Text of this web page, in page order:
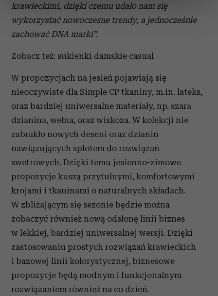
sekcji szczegółów. W Deklaracji plików cookie możesz
zmienić lub wycofać swoją zgodę w dowolnej chwili.
i reklam, aby oferować funkcje społecznościowe i
korzystasz z naszej witryny, udostępniamy partnerom
społecznościowym, reklamowym i analitycznym.
Partnerzy mogą połączyć te informacje z innymi danymi
korzystania z ich usług.
krawieckimi, dzięki czemu udało nam się
wykorzystać nowoczesne trendy, a jednocześnie
zachować DNA marki”.
Zobacz też: sukienki damskie casual
W propozycjach na jesień pojawiają się
nieoczywiste dla Simple CP tkaniny, m.in. lateks,
oraz bardziej uniwersalne materiały, np. szara
dzianina, wełna, oraz wiskoza. W kolekcji nie
zabrakło nowych deseni oraz dzianin
nawiązujących splotem do rozwiązań
swetrowych. Dzięki temu jesienno-zimowe
propozycje kuszą przytulnymi, komfortowymi
krojami i tkaninami o naturalnych składach.
W zbliżającym się sezonie będzie można
zobaczyć również nową odsłonę linii biznes
w lekkiej, bardziej uniwersalnej wersji. Dzięki
zastosowaniu prostych rozwiązań krawieckich
i bazowej linii kolorystycznej, biznesowe
propozycje będą modnym i funkcjonalnym
rozwiązaniem również na co dzień.